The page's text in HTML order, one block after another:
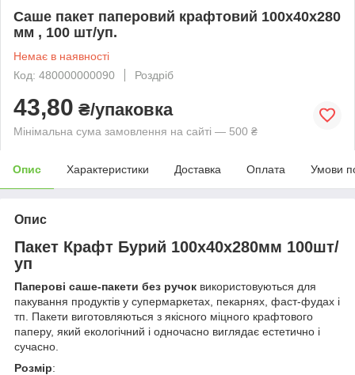
Саше пакет паперовий крафтовий 100х40х280
мм , 100 шт/уп.
Немає в наявності
Код: 480000000090
Роздріб
43,80 ₴/упаковка
Мінімальна сума замовлення на сайті — 500 ₴
Опис Характеристики Доставка Оплата Умови
Опис
Пакет Крафт Бурий 100х40х280мм 100шт/
уп
Паперові саше-пакети без ручок використовуються для
пакування продуктів у супермаркетах, пекарнях, фаст-фудах і
тп. Пакети виготовляються з якісного міцного крафтового
паперу, який екологічний і одночасно виглядає естетично і
сучасно.
Розмір: